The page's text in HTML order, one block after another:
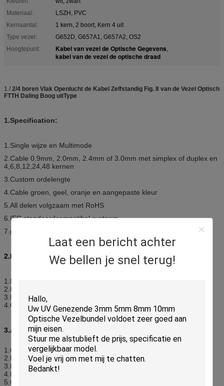
Laat een bericht achter
We bellen je snel terug!
Materiaal:
LSZH, PVC
Kernaantal:
1 kern, 2 boort, Kern 4 uit
Type vezel:
G652D, G657A1, G657A2, OS2
Hoogtepunt:
Kabel van vezel de Optische Gegevens,
kabel van de vezel de optische draad
1 / 2/4 boren Vlak Openlucht de Kabel Zelfstandig Fig. 8 van de Vezel Optisch
FTTH Daling Boog uitType
1.Specification:
1.Single wijze en Multimode
2.Cable 0.9mm, 2.0mm, 2.4mm of 3.0mm met simplex of duplex en
4,6,8,12,24,48 kernen
3.Custom ordelengte
4.Cable groen, geel, oranje en aangepaste kleur
5.All delen volgzaam met RoHS
6.IEC standaardcompatibel systeem
7.gr-326-KERN Volgzaam
2.Features:
1.Low toevoegingsverlies, hoog terugkeerverlies
2.High dichte verbinding, gemakkelijk voor verrichting
3.High geloofwaardigheid en stabiliteit
4.Good in herhaalbaarheid en ruilbaarheid
3.Applications:
1.Communication workshop
2.FTTH
3.Local Area Network
4.Fiber sensor
5.CATV